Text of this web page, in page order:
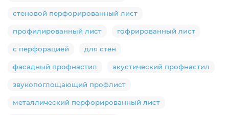
стеновой перфорированный лист
профилированный лист гофрированный лист
с перфорацией для стен
фасадный профнастил акустический профнастил
звукопоглощающий профлист
металлический перфорированный лист